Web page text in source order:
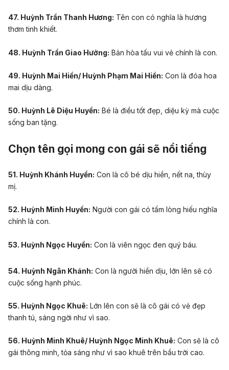
47. Huỳnh Trần Thanh Hương: Tên con có nghĩa là hương
thơm tinh khiết.
48. Huỳnh Trần Giao Hưởng: Bản hòa tấu vui vẻ chính là con.
49. Huỳnh Mai Hiền/ Huỳnh Phạm Mai Hiền: Con là đóa hoa
mai dịu dàng.
50. Huỳnh Lê Diệu Huyền: Bé là điều tốt đẹp, diệu kỳ mà cuộc
sống ban tặng.
Chọn tên gọi mong con gái sẽ nổi tiếng
51. Huỳnh Khánh Huyền: Con là cô bé dịu hiền, nết na, thùy
mị.
52. Huỳnh Minh Huyền: Người con gái có tấm lòng hiếu nghĩa
chính là con.
53. Huỳnh Ngọc Huyền: Con là viên ngọc đen quý báu.
54. Huỳnh Ngân Khánh: Con là người hiền dịu, lớn lên sẽ có
cuộc sống hạnh phúc.
55. Huỳnh Ngọc Khuê: Lớn lên con sẽ là cô gái có vẻ đẹp
thanh tú, sáng ngời như vì sao.
56. Huỳnh Minh Khuê/ Huỳnh Ngọc Minh Khuê: Con sẽ là cô
gái thông minh, tỏa sáng như vì sao khuê trên bầu trời cao.